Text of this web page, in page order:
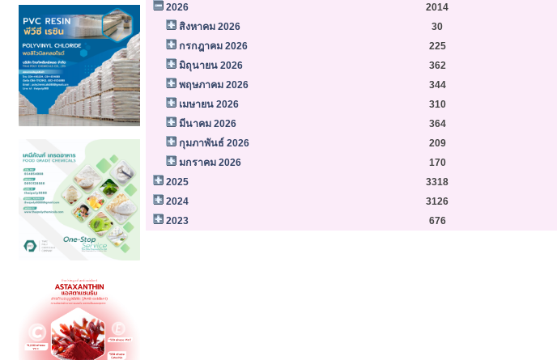
2026 2014
สิงหาคม 2026
30
กรกฎาคม 2026
225
มิถุนายน 2026
362
พฤษภาคม 2026
344
เมษายน 2026
310
มีนาคม 2026
364
กุมภาพันธ์ 2026
209
มกราคม 2026
170
2025
3318
2024
3126
2023
676